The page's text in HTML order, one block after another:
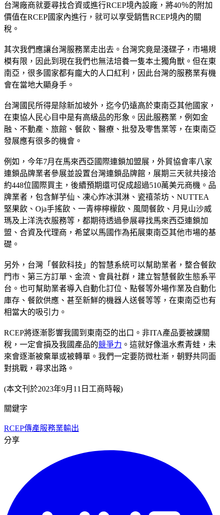
台灣廠商就要尋找合資或進行RCEP境內設廠，將40％的附加
價值在RCEP國家內進行，就可以享受銷售RCEP境內的關
稅。
其次我們應讓台灣服務業走出去。台灣究竟是淺碟子，市場規
模有限，因此到現在我們也無法培養一隻本土獨角獸。但在東
南亞，很多國家都有龐大的人口紅利，因此台灣的服務業有機
會在當地大顯身手。
台灣國民所得是除新加坡外，迄今仍遠高於東南亞其他國家，
在東協人民心目中是有高級品的形象。因此服務業，例如金
融、不動產、旅館、餐飲、醫療、批發及零售業等，在東南亞
發展應有很多的機會。
例如，今年7月在馬來西亞國際連鎖加盟展，外貿協會率八家
連鎖品牌業者參展並設置台灣連鎖品牌館，展期三天就共接洽
約448位國際買主，後續預期還可促成超過510萬美元商機。品
牌業者，包含鮮芋仙、凍心炸冰淇淋、瓷禧茶坊、NUTTEA
堅果飲、Oja手搖飲、一青檸檸檬飲、風間餐飲、月見山沙威
瑪及上洋洗衣服務等，都期待透過參展尋找馬來西亞連鎖加
盟、合資及代理商，希望以馬國作為拓展東南亞其他市場的基
礎。
另外，台灣「餐飲科技」的智慧系統可以幫助業者，整合餐飲
門市、第三方訂單、金流、會員社群，建立智慧餐飲生態系平
台。也可幫助業者導入自動化訂位、點餐等外場作業及自動化
庫存、餐飲供應、甚至新鮮的機器人送餐等等，在東南亞也有
相當大的吸引力。
RCEP將逐漸影響我國到東南亞的出口。非ITA產品要被課關
稅，一定會損及我國產品的競爭力 。這就好像溫水煮青蛙，未
來會逐漸被棄單或被轉單。我們一定要防微杜漸，朝野共同面
對挑戰，尋求出路。
(本文刊於2023年9月11日工商時報)
關鍵字
RCEP傳產服務業輸出
分享